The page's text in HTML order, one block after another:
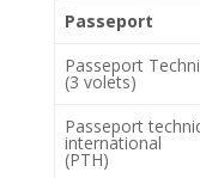
Passeport
Passeport
(3 volets)
Passeport
international
(PTH)